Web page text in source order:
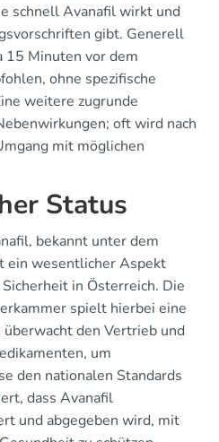
schnell Avanafil wirkt und
gibt. Generell
15 Minuten vor dem
ohne spezifische
weitere zugrunde
oft wird nach
mit möglichen
Status
bekannt unter dem
ein wesentlicher Aspekt
in Österreich. Die
spielt hierbei eine
den Vertrieb und
um
den nationalen Standards
dass Avanafil
und abgegeben wird, mit